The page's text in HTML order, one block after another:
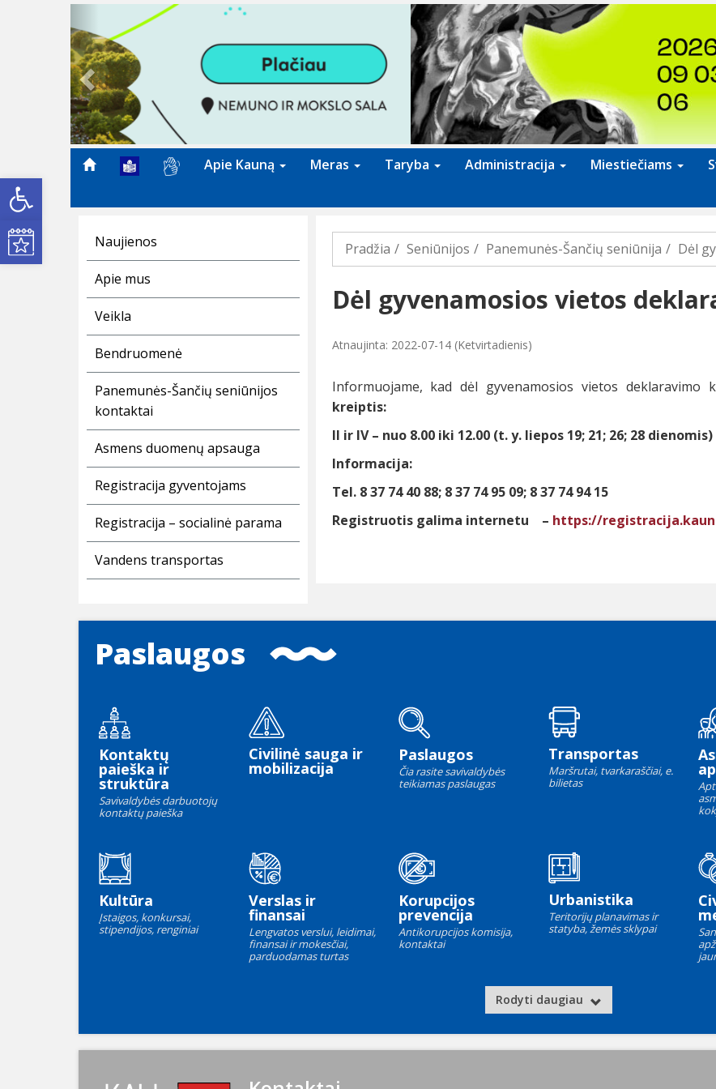
Open toolbar
Kultūros renginiai
Previous
Apie Kauną Meras Taryba Administracija Miestiečiams
Naujienos
Apie mus
Veikla
Bendruomenė
Panemunės-Šančių seniūnijos
kontaktai
Asmens duomenų apsauga
Registracija gyventojams
Registracija – socialinė parama
Vandens transportas
Pradžia Seniūnijos Panemunės-Šančių seniūnija Dėl
Dėl gyvenamosios vietos
Atnaujinta: 2022-07-14 (Ketvirtadienis)
Informuojame, kad dėl gyvenamosios vietos deklaravimo
kreiptis:
II ir IV – nuo 8.00 iki 12.00 (t. y. liepos 19; 21; 26; 28 dienomis)
Informacija:
Tel. 8 37 74 40 88; 8 37 74 95 09; 8 37 74 94 15
Registruotis galima internetu – https://
Paslaugos
Kontaktų
paieška ir
struktūra
Savivaldybės darbuotojų
kontaktų paieška
Civilinė sauga ir
mobilizacija
Paslaugos
Čia rasite savivaldybės
teikiamas paslaugas
Transportas
Maršrutai, tvarkaraščiai, e.
bilietas
Kultūra
Įstaigos, konkursai,
stipendijos, renginiai
Verslas ir
finansai
Lengvatos verslui, leidimai,
finansai ir mokesčiai,
parduodamas turtas
Korupcijos
prevencija
Antikorupcijos komisija,
kontaktai
Urbanistika
Teritorijų planavimas ir
statyba, žemės sklypai
Rodyti daugiau